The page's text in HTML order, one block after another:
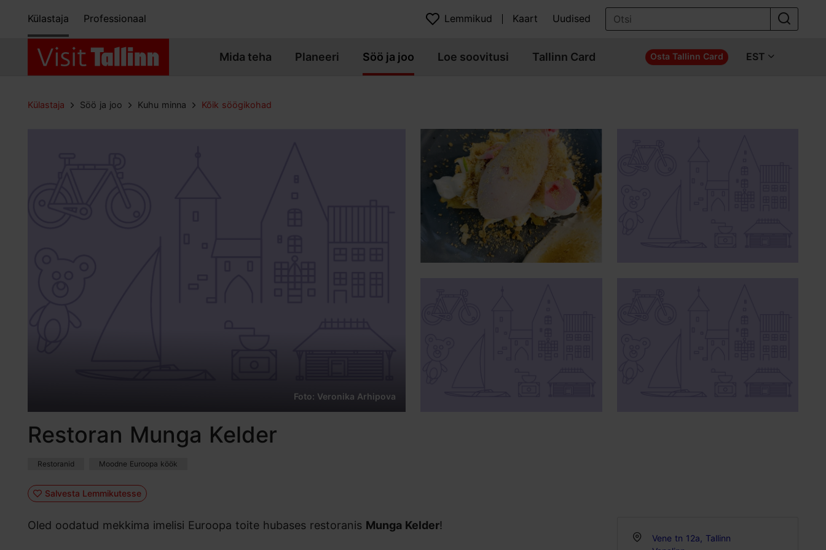
Külastaja Professionaal Lemmikud Kaart Uudised
Mida teha Planeeri Söö ja joo Loe soovitusi Tallinn Card Osta Tallinn Card EST
Külastaja Söö ja joo Kuhu minna Kõik söögikohad
Foto: Veronika Arhipova
Restoran Munga Kelder
Restoranid Moodne Euroopa köök
Salvesta Lemmikutesse
Oled oodatud mekkima imelisi Euroopa toite hubases restoranis Munga Kelder!
Vene tn 12a, Tallinn